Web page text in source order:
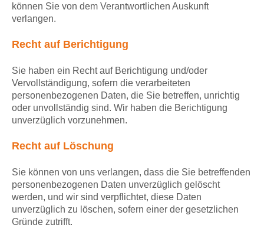
können Sie von dem Verantwortlichen Auskunft
verlangen.
Recht auf Berichtigung
Sie haben ein Recht auf Berichtigung und/oder
Vervollständigung, sofern die verarbeiteten
personenbezogenen Daten, die Sie betreffen, unrichtig
oder unvollständig sind. Wir haben die Berichtigung
unverzüglich vorzunehmen.
Recht auf Löschung
Sie können von uns verlangen, dass die Sie betreffenden
personenbezogenen Daten unverzüglich gelöscht
werden, und wir sind verpflichtet, diese Daten
unverzüglich zu löschen, sofern einer der gesetzlichen
Gründe zutrifft.